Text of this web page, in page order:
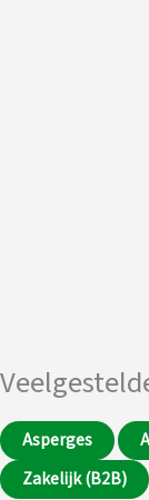
Asperges
Zakelijk (B2B)